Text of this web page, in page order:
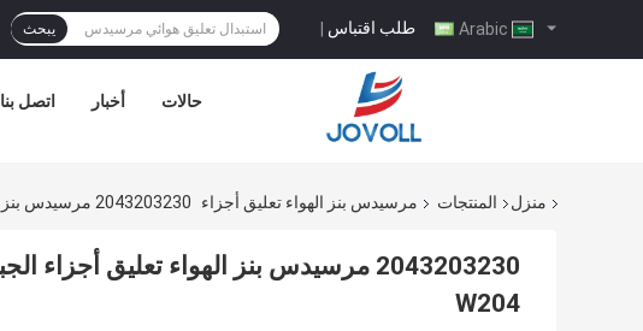
طلب اقتباس | يبحث
اتصل بنا أخبار حالات
منزل المنتجات مرسيدس بنز الهواء تعليق أجزاء 2043203230 مرسيدس بنز الهواء تعليق أجزاء الجبهة امتصاص الصدمات لمرسيدس C- فئة W204
W204